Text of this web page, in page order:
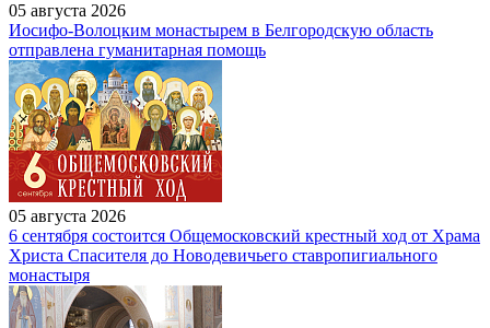
05 августа 2026
Иосифо-Волоцким монастырем в Белгородскую область
отправлена гуманитарная помощь
05 августа 2026
6 сентября состоится Общемосковский крестный ход от Храма
Христа Спасителя до Новодевичьего ставропигиального
монастыря